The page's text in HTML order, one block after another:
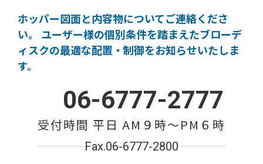
ホッパー図面と内容物についてご連絡くださ
い。
ユーザー様の個別条件を踏まえたブローデ
ィスクの最適な配置・制御をお知らせいたしま
す。
06-6777-2777
受付時間 平日 AM９時〜PM６時
Fax.06-6777-2800